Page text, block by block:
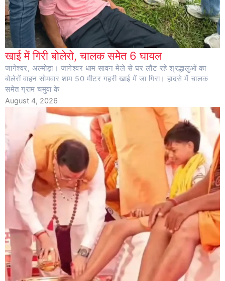
खाई में गिरी बोलेरो, चालक समेेत 6 घायल
जागेश्वर, अल्मोड़ा। जागेश्वर धाम सावन मेले से घर लौट रहे श्रद्धालुओं का
बोलेरों वाहन सोमवार शाम 50 मीटर गहरी खाई में जा गिरा। हादसे में चालक
समेत ग्राम चमुवा के
August 4, 2026